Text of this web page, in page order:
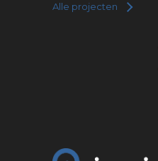
Alle projecten